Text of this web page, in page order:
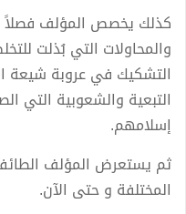
كذلك يخصص المؤلف فصلاً
والمحاولات التي بُذلت
التشكيك في عروبة شيعة
التبعية والشعوبية التي
إسلامهم.
ثم يستعرض المؤلف
المختلفة و حتى الآن.